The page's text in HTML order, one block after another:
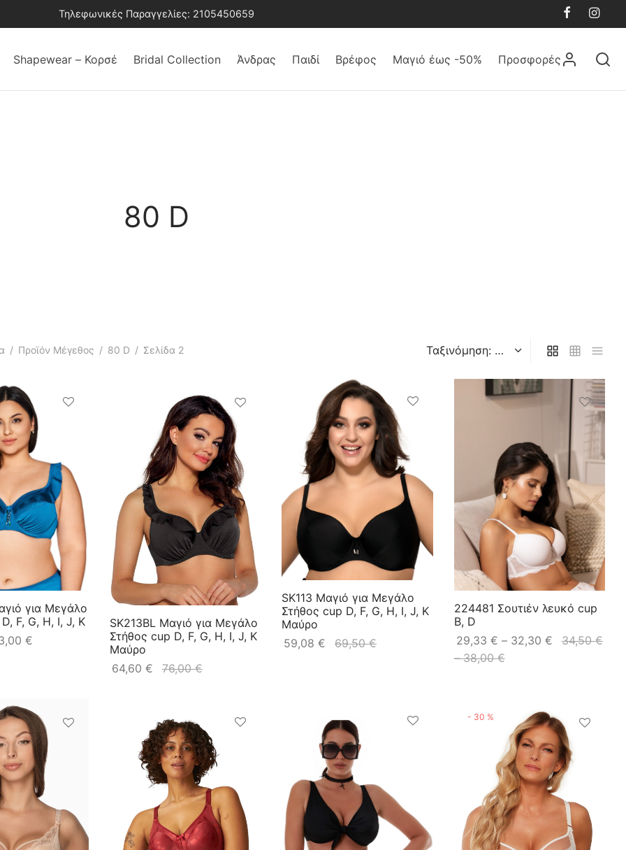
Τηλεφωνικές Παραγγελίες: 2105450659
Shapewear – Κορσέ Bridal Collection Άνδρας Παιδί Βρέφος Μαγιό έως -50% Προσφορές
80 D
/ Προϊόν Μέγεθος / 80 D / Σελίδα 2
για Μεγάλο
F, G, H, I, J, K
€
SK213BL Μαγιό για Μεγάλο
Στήθος cup D, F, G, H, I, J, K
Μαύρο
64,60 € 76,00€
SK113 Μαγιό για Μεγάλο
Στήθος cup D, F, G, H, I, J, K
Μαύρο
59,08€ 69,50€
224481 Σουτιέν λευκό cup
B, D
29,33 € – 32,30 € 34,50€
–38,00€
- 30 %